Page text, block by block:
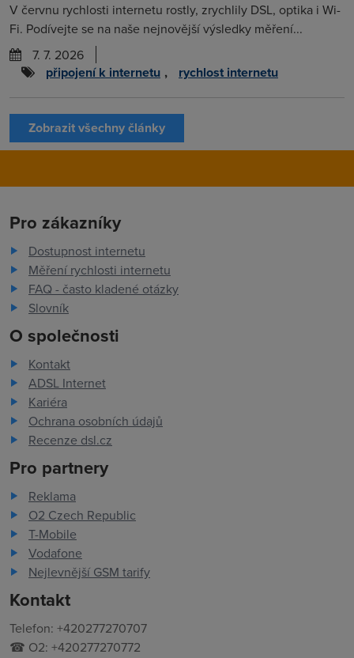
V červnu rychlosti internetu rostly, zrychlily DSL, optika i Wi-
Fi. Podívejte se na naše nejnovější výsledky měření...
7. 7. 2026
připojení k internetu , rychlost internetu
Zobrazit všechny články
Pro zákazníky
Dostupnost internetu
Měření rychlosti internetu
FAQ - často kladené otázky
Slovník
O společnosti
Kontakt
ADSL Internet
Kariéra
Ochrana osobních údajů
Recenze dsl.cz
Pro partnery
Reklama
O2 Czech Republic
T-Mobile
Vodafone
Nejlevnější GSM tarify
Kontakt
Telefon: +420277270707
☎ O2: +420277270772